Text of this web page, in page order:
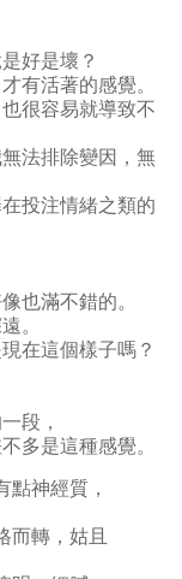
好是壞？
有活著的感覺。
很容易就導致不
法排除變因，無
投注情緒之類的
也滿不錯的。
。
在這個樣子嗎？
段，
多是這種感覺。
點神經質，
而轉，姑且